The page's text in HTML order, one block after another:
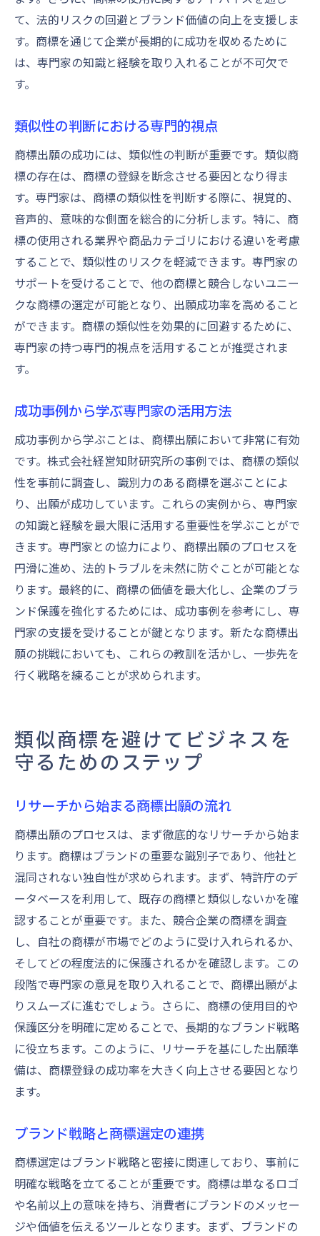
て、法的リスクの回避とブランド価値の向上を支援しま
す。商標を通じて企業が長期的に成功を収めるために
は、専門家の知識と経験を取り入れることが不可欠で
す。
類似性の判断における専門的視点
商標出願の成功には、類似性の判断が重要です。類似商
標の存在は、商標の登録を断念させる要因となり得ま
す。専門家は、商標の類似性を判断する際に、視覚的、
音声的、意味的な側面を総合的に分析します。特に、商
標の使用される業界や商品カテゴリにおける違いを考慮
することで、類似性のリスクを軽減できます。専門家の
サポートを受けることで、他の商標と競合しないユニー
クな商標の選定が可能となり、出願成功率を高めること
ができます。商標の類似性を効果的に回避するために、
専門家の持つ専門的視点を活用することが推奨されま
す。
成功事例から学ぶ専門家の活用方法
成功事例から学ぶことは、商標出願において非常に有効
です。株式会社経営知財研究所の事例では、商標の類似
性を事前に調査し、識別力のある商標を選ぶことによ
り、出願が成功しています。これらの実例から、専門家
の知識と経験を最大限に活用する重要性を学ぶことがで
きます。専門家との協力により、商標出願のプロセスを
円滑に進め、法的トラブルを未然に防ぐことが可能とな
ります。最終的に、商標の価値を最大化し、企業のブラ
ンド保護を強化するためには、成功事例を参考にし、専
門家の支援を受けることが鍵となります。新たな商標出
願の挑戦においても、これらの教訓を活かし、一歩先を
行く戦略を練ることが求められます。
類似商標を避けてビジネスを
守るためのステップ
リサーチから始まる商標出願の流れ
商標出願のプロセスは、まず徹底的なリサーチから始ま
ります。商標はブランドの重要な識別子であり、他社と
混同されない独自性が求められます。まず、特許庁のデ
ータベースを利用して、既存の商標と類似しないかを確
認することが重要です。また、競合企業の商標を調査
し、自社の商標が市場でどのように受け入れられるか、
そしてどの程度法的に保護されるかを確認します。この
段階で専門家の意見を取り入れることで、商標出願がよ
りスムーズに進むでしょう。さらに、商標の使用目的や
保護区分を明確に定めることで、長期的なブランド戦略
に役立ちます。このように、リサーチを基にした出願準
備は、商標登録の成功率を大きく向上させる要因となり
ます。
ブランド戦略と商標選定の連携
商標選定はブランド戦略と密接に関連しており、事前に
明確な戦略を立てることが重要です。商標は単なるロゴ
や名前以上の意味を持ち、消費者にブランドのメッセー
ジや価値を伝えるツールとなります。まず、ブランドの